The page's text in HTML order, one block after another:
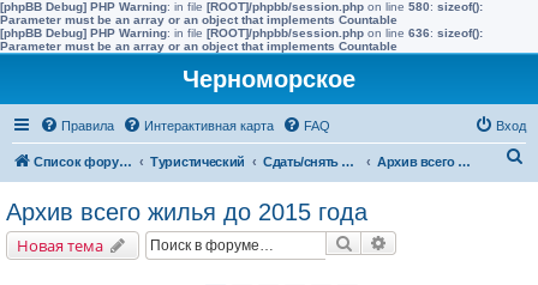
[phpBB Debug] PHP Warning: in file [ROOT]/phpbb/session.php on line 580: sizeof():
Parameter must be an array or an object that implements Countable
[phpBB Debug] PHP Warning: in file [ROOT]/phpbb/session.php on line 636: sizeof():
Parameter must be an array or an object that implements Countable
Черноморское
Правила Интерактивная карта FAQ Вход
Список форумов Туристический Сдать/снять в других населенных пунктах района Архив всего жилья до 2015 года
Архив всего жилья до 2015 года
Новая тема Поиск